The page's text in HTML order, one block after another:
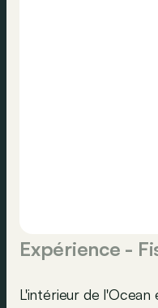
Expérience -
L'intérieur de l'Ocean